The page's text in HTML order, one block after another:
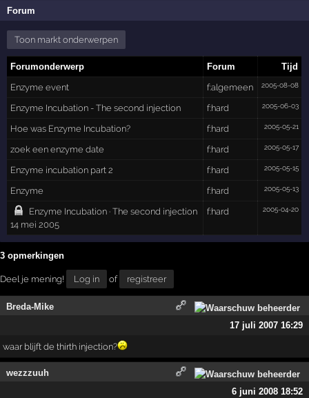
Forum
Toon markt onderwerpen
Forumonderwerp Forum
Tijd
Enzyme event
f:algemeen 2005-08-08
Enzyme Incubation - The second injection f:hard 2005-06-03
Hoe was Enzyme Incubation? f:hard 2005-05-21
zoek een enzyme date f:hard 2005-05-17
Enzyme incubation part 2 f:hard 2005-05-15
Enzyme f:hard 2005-05-13
Enzyme Incubation · The second injection
14 mei 2005
f:hard 2005-04-20
3 opmerkingen
Deel je mening! Log in of registreer
Breda-Mike
17 juli 2007 16:29
waar blijft de thirth injection?
wezzzuuh
6 juni 2008 18:52